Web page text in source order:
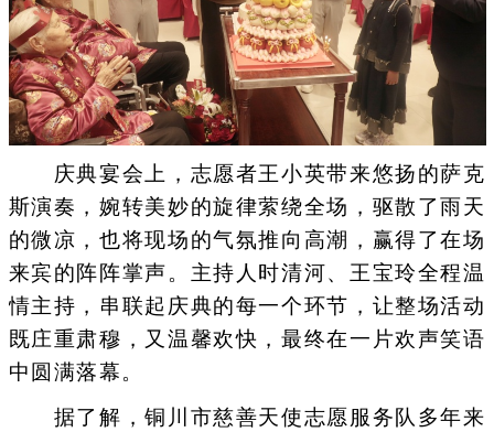
庆典宴会上，志愿者王小英带来悠扬的萨克
斯演奏，婉转美妙的旋律萦绕全场，驱散了雨天
的微凉，也将现场的气氛推向高潮，赢得了在场
来宾的阵阵掌声。主持人时清河、王宝玲全程温
情主持，串联起庆典的每一个环节，让整场活动
既庄重肃穆，又温馨欢快，最终在一片欢声笑语
中圆满落幕。
据了解，铜川市慈善天使志愿服务队多年来